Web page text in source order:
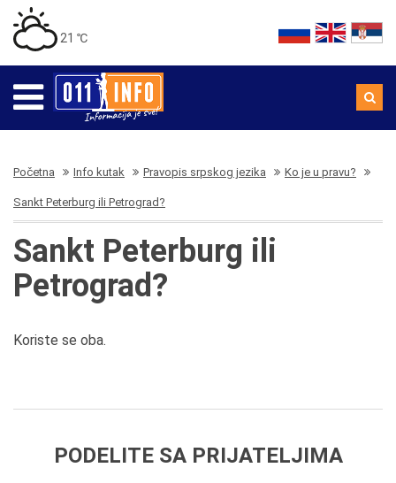
21 ℃
Početna Info kutak Pravopis srpskog jezika Ko je u pravu?
Sankt Peterburg ili Petrograd?
Sankt Peterburg ili
Petrograd?
Koriste se oba.
PODELITE SA PRIJATELJIMA